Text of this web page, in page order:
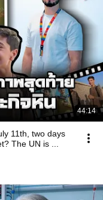
44:14
11th, two days
The UN is ...